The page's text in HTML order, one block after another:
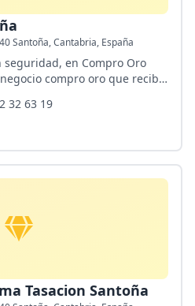
Santoña, Cantabria, España
seguridad, en Compro Oro
compro oro que recibe
proceso. Ofrecen el precio
presupuesto gratuito y
32 63 19
Tasacion Santoña